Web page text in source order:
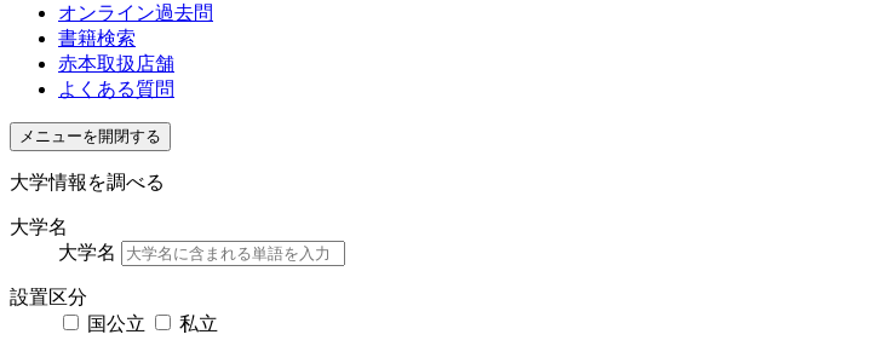
オンライン過去問
書籍検索
赤本取扱店舗
よくある質問
メニューを開閉する
大学情報を調べる
大学名
大学名
設置区分
国公立
私立